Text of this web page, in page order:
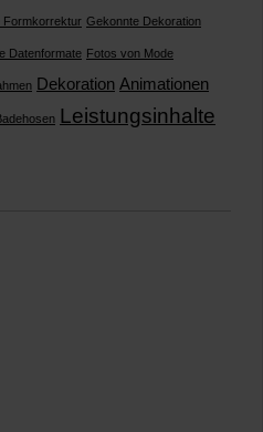
Formkorrektur Gekonnte Dekoration
Datenformate Fotos von Mode
Dekoration Animationen
Leistungsinhalte